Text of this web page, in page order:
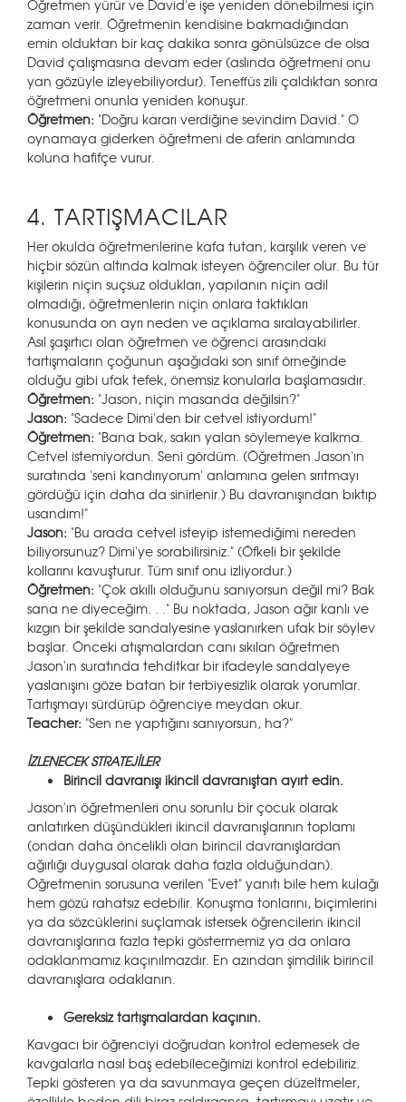
Öğretmen yürür ve David'e işe yeniden dönebilmesi için
zaman verir. Öğretmenin kendisine bakmadığından
emin olduktan bir kaç dakika sonra gönülsüzce de olsa
David çalışmasına devam eder (aslında öğretmeni onu
yan gözüyle izleyebiliyordur). Teneffüs zili çaldıktan sonra
öğretmeni onunla yeniden konuşur.
Öğretmen: "Doğru kararı verdiğine sevindim David." O
oynamaya giderken öğretmeni de aferin anlamında
koluna hafifçe vurur.
4. TARTIŞMACILAR
Her okulda öğretmenlerine kafa tutan, karşılık veren ve
hiçbir sözün altında kalmak isteyen öğrenciler olur. Bu tür
kişilerin niçin suçsuz oldukları, yapılanın niçin adil
olmadığı, öğretmenlerin niçin onlara taktıkları
konusunda on ayrı neden ve açıklama sıralayabilirler.
Asıl şaşırtıcı olan öğretmen ve öğrenci arasındaki
tartışmaların çoğunun aşağıdaki son sınıf örneğinde
olduğu gibi ufak tefek, önemsiz konularla başlamasıdır.
Öğretmen: "Jason, niçin masanda değilsin?"
Jason: "Sadece Dimi'den bir cetvel istiyordum!"
Öğretmen: "Bana bak, sakın yalan söylemeye kalkma.
Cetvel istemiyordun. Seni gördüm. (Öğretmen Jason'ın
suratında 'seni kandırıyorum' anlamına gelen sırıtmayı
gördüğü için daha da sinirlenir.) Bu davranışından bıktıp
usandım!"
Jason: "Bu arada cetvel isteyip istemediğimi nereden
biliyorsunuz? Dimi'ye sorabilirsiniz." (Öfkeli bir şekilde
kollarını kavuşturur. Tüm sınıf onu izliyordur.)
Öğretmen: "Çok akıllı olduğunu sanıyorsun değil mi? Bak
sana ne diyeceğim. . ." Bu noktada, Jason ağır kanlı ve
kızgın bir şekilde sandalyesine yaslanırken ufak bir söylev
başlar. Önceki atışmalardan canı sıkılan öğretmen
Jason'ın suratında tehditkar bir ifadeyle sandalyeye
yaslanışını göze batan bir terbiyesizlik olarak yorumlar.
Tartışmayı sürdürüp öğrenciye meydan okur.
Teacher: "Sen ne yaptığını sanıyorsun, ha?"
İZLENECEK STRATEJİLER
Birincil davranışı ikincil davranıştan ayırt edin.
Jason'ın öğretmenleri onu sorunlu bir çocuk olarak
anlatırken düşündükleri ikincil davranışlarının toplamı
(ondan daha öncelikli olan birincil davranışlardan
ağırlığı duygusal olarak daha fazla olduğundan).
Öğretmenin sorusuna verilen "Evet" yanıtı bile hem kulağı
hem gözü rahatsız edebilir. Konuşma tonlarını, biçimlerini
ya da sözcüklerini suçlamak istersek öğrencilerin ikincil
davranışlarına fazla tepki göstermemiz ya da onlara
odaklanmamız kaçınılmazdır. En azından şimdilik birincil
davranışlara odaklanın.
Gereksiz tartışmalardan kaçının.
Kavgacı bir öğrenciyi doğrudan kontrol edemesek de
kavgalarla nasıl baş edebileceğimizi kontrol edebiliriz.
Tepki gösteren ya da savunmaya geçen düzeltmeler,